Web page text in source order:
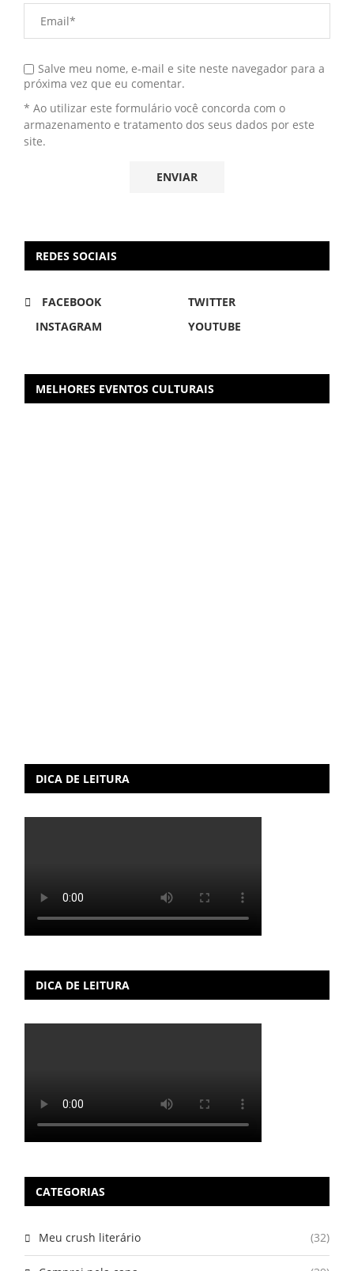
Salve meu nome, e-mail e site neste navegador para a
próxima vez que eu comentar.
* Ao utilizar este formulário você concorda com o
armazenamento e tratamento dos seus dados por este
site.
REDES SOCIAIS
FACEBOOK
TWITTER
INSTAGRAM
YOUTUBE
MELHORES EVENTOS CULTURAIS
DICA DE LEITURA
DICA DE LEITURA
CATEGORIAS
Meu crush literário (32)